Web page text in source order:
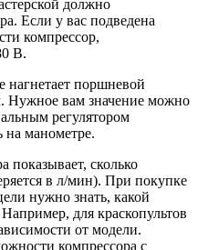
должно
Если у вас подведена
компрессор,
В.
нагнетает поршневой
Нужное вам значение можно
регулятором
на манометре.
показывает, сколько
в л/мин). При покупке
нужно знать, какой
для краскопультов
от модели.
компрессора с